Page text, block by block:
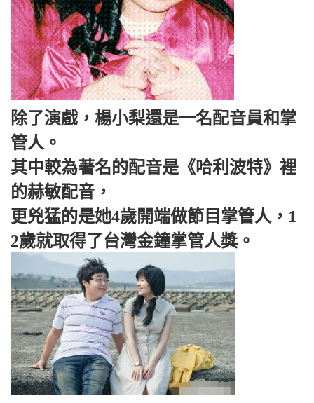
除了演戲，楊小梨還是一名配音員和掌
管人。
其中較為著名的配音是《哈利波特》裡
的赫敏配音，
更兇猛的是她4歲開端做節目掌管人，1
2歲就取得了台灣金鐘掌管人獎。